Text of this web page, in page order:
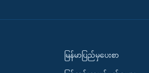
မြန်မာပြည်မှပေးစာ